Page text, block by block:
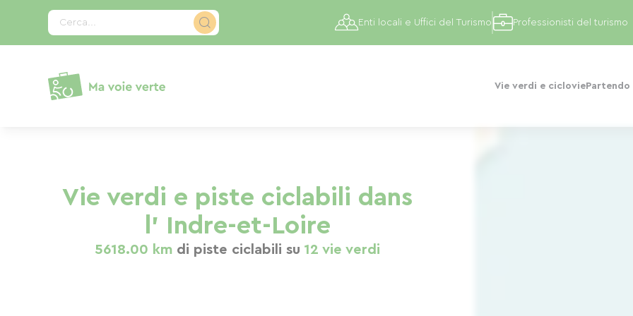
Cerca...
Vie verdi e ciclovie
Enti locali e Uffici del Turismo Professionisti del turismo
Vie verdi e piste ciclabili dans
l' Indre-et-Loire
5618.00 km di piste ciclabili su 12 vie verdi
Pannello di gestione dei cookies